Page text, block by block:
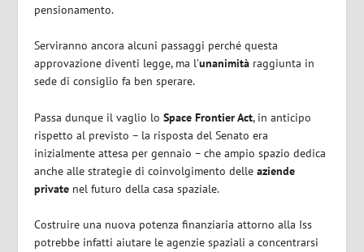
pensionamento.
Serviranno ancora alcuni passaggi perché questa
approvazione diventi legge, ma l’unanimità raggiunta in
sede di consiglio fa ben sperare.
Passa dunque il vaglio loSpace Frontier Act, in anticipo
rispetto al previsto – la risposta del Senato era
inizialmente attesa per gennaio – che ampio spazio dedica
anche alle strategie di coinvolgimento delleaziende
private nel futuro della casa spaziale.
Costruire una nuova potenza finanziaria attorno alla Iss
potrebbe infatti aiutare le agenzie spaziali a concentrarsi